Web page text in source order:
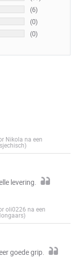
(6)
(0)
(0)
Nikola na een
levering.
oli0226 na een
goede grip.